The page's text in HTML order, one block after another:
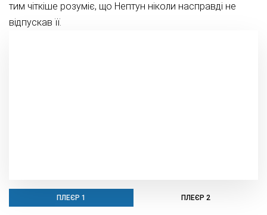
тим чіткіше розуміє, що Нептун ніколи насправді не
відпускав її.
ПЛЕЄР 1 ПЛЕЄР 2